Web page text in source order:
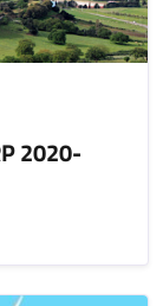
2020-